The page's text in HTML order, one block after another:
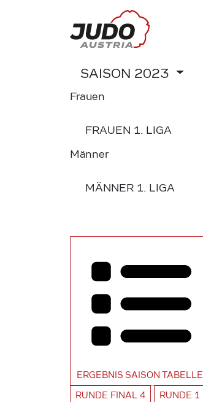
SAISON 2023
Frauen
FRAUEN 1. LIGA
Männer
MÄNNER 1. LIGA
ERGEBNIS SAISON TABELLE
RUNDE FINAL 4 RUNDE 1